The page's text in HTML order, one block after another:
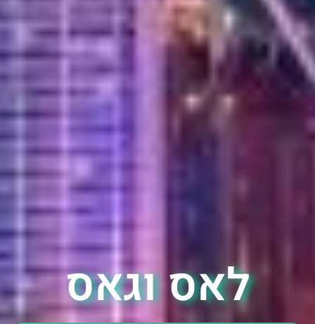
לאס וגאס